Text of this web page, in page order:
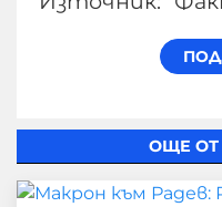
ОЩЕ ОТ